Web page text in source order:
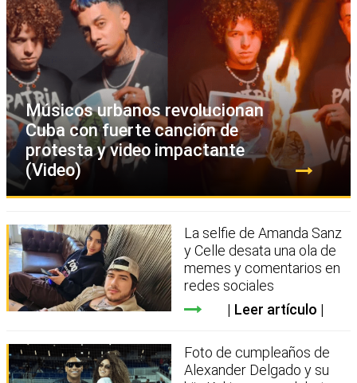
Músicos urbanos revolucionan
Cuba con fuerte canción de
protesta y video impactante
(Video)
La selfie de Amanda Sanz
y Celle desata una ola de
memes y comentarios en
redes sociales
Leer artículo
Foto de cumpleaños de
Alexander Delgado y su